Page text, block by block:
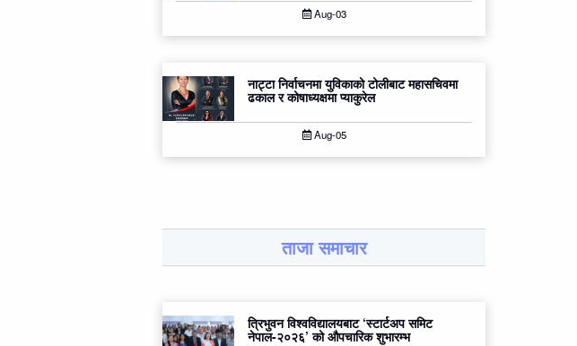
Aug-03
नाट्टा निर्वाचनमा युविकाको टोलीबाट महासचिवमा
ढकाल र कोषाध्यक्षमा प्याकुरेल
Aug-05
ताजा समाचार
त्रिभुवन विश्वविद्यालयबाट ‘स्टार्टअप समिट
नेपाल-२०२६’ को औपचारिक शुभारम्भ